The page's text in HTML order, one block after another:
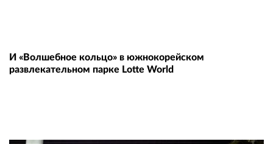
И «Волшебное кольцо» в южнокорейском
развлекательном парке Lotte World